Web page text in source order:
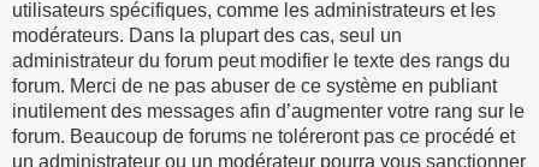
utilisateurs spécifiques, comme les administrateurs et les
modérateurs. Dans la plupart des cas, seul un
administrateur du forum peut modifier le texte des rangs du
forum. Merci de ne pas abuser de ce système en publiant
inutilement des messages afin d’augmenter votre rang sur le
forum. Beaucoup de forums ne toléreront pas ce procédé et
un administrateur ou un modérateur pourra vous sanctionner